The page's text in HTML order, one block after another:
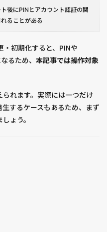
後にPINとアカウント認証の関
ることがある
初期化すると、PINや
るため、 本記事では操作対象
れます。実際には一つだけ
するケースもあるため、まず
ょう。